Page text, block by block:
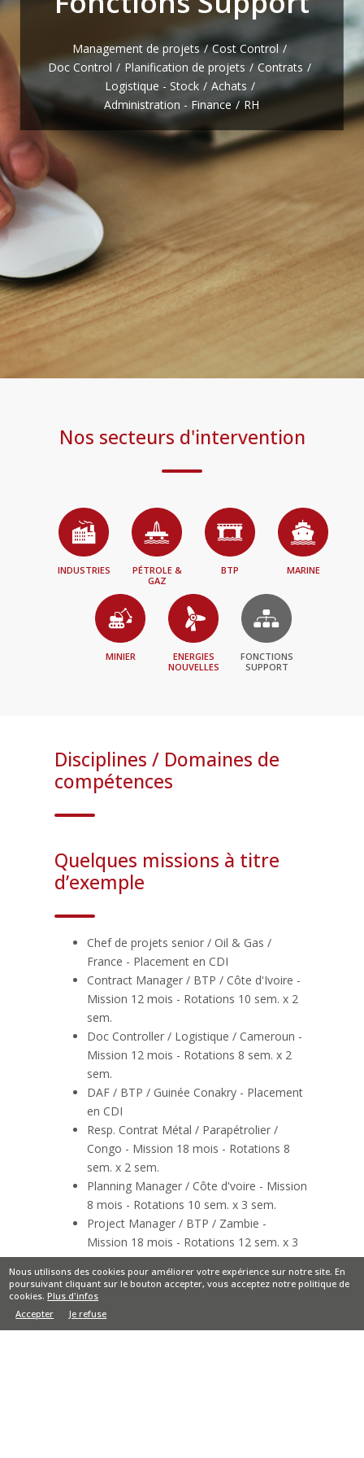
Management de projets
Cost Control
Doc Control
Planification de projets
Contrats
Logistique - Stock
Achats
Administration - Finance
RH
Nos secteurs d'intervention
INDUSTRIES
PÉTROLE &
GAZ
BTP MARINE
MINIER
ENERGIES
NOUVELLES
FONCTIONS
SUPPORT
Disciplines / Domaines de
compétences
Quelques missions à titre
d’exemple
Chef de projets senior / Oil & Gas /
France - Placement en CDI
Contract Manager / BTP / Côte d'Ivoire -
Mission 12 mois - Rotations 10 sem. x 2
sem.
Doc Controller / Logistique / Cameroun -
Mission 12 mois - Rotations 8 sem. x 2
sem.
DAF / BTP / Guinée Conakry - Placement
en CDI
Resp. Contrat Métal / Parapétrolier /
Congo - Mission 18 mois - Rotations 8
sem. x 2 sem.
Planning Manager / Côte d'voire - Mission
8 mois - Rotations 10 sem. x 3 sem.
Project Manager / BTP / Zambie -
Mission 18 mois - Rotations 12 sem. x 3
em.
Cost Controller / Minier / Burkina Faso -
Mission 10 mois - Rotations 8 sem. x 2
sem.
Nous utilisons des cookies pour améliorer votre expérience sur notre site. En
poursuivant cliquant sur le bouton accepter, vous acceptez notre politique de
cookies. Plus d'infos
Accepter
Je refuse